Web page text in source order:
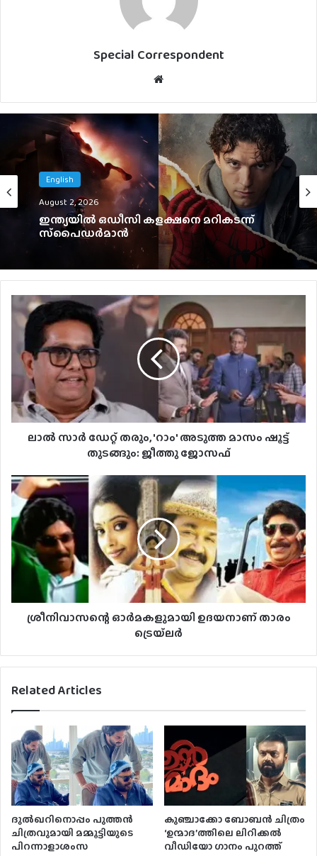
Special Correspondent
English
August 2, 2026
ഇന്ത്യയിൽ ഒഡീസി കളക്ഷനെ മറികടന്ന്
സ്‌പൈഡർമാൻ
Malayalam
August 1, 2026
ഇൻഡസ്ട്രി ഹിറ്റ് ചിത്രത്തിന് ശേഷം പുതിയ
ചിത്രം പ്രഖ്യാപിച്ച് ഹാഷിർ, ടൈറ്റിൽ പുറത്ത്
ലാൽ സാർ ഡേറ്റ് തരും, 'റാം' അടുത്ത മാസം ഷൂട്ട്
തുടങ്ങും: ജീത്തു ജോസഫ്
ശ്രീനിവാസന്റെ ഓർമകളുമായി ഉദയനാണ് താരം
ട്രെയ്ലർ
Related Articles
ദുൽഖറിനൊപ്പം പുത്തൻ
ചിത്രവുമായി മമ്മൂട്ടിയുടെ
പിറന്നാളാശംസ
കുഞ്ചാക്കോ ബോബന്‍ ചിത്രം
‘ഉന്മാദ’ത്തിലെ ലിറിക്കല്‍
വീഡിയോ ഗാനം പുറത്ത്